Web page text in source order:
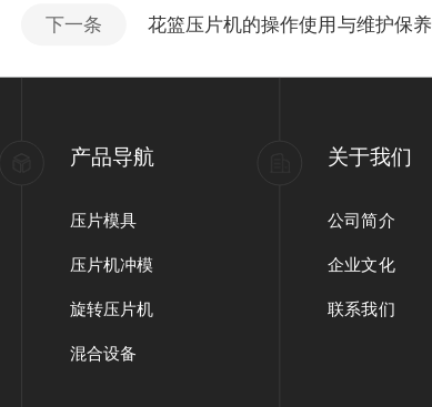
下一条 花篮压片机的操作使用与维护保养
产品导航
压片模具
压片机冲模
旋转压片机
混合设备
关于我们
公司简介
企业文化
联系我们